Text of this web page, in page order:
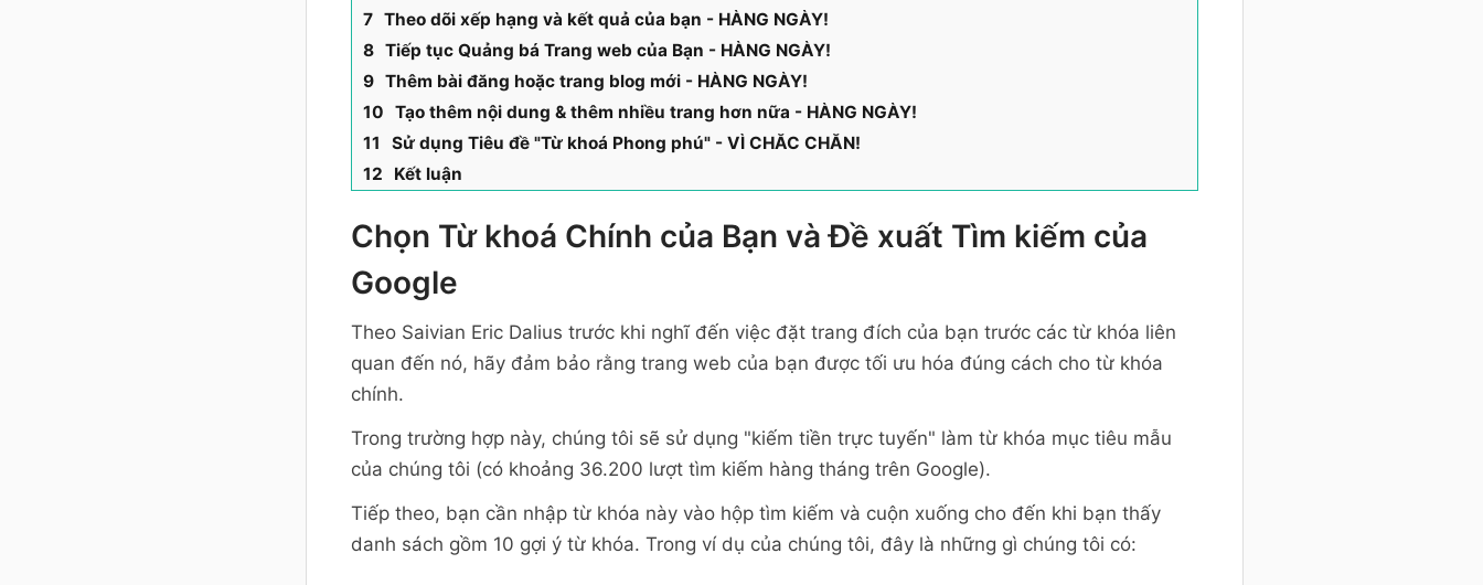
Theo dõi xếp hạng và kết quả của bạn - HÀNG NGÀY!
Tiếp tục Quảng bá Trang web của Bạn - HÀNG NGÀY!
Thêm bài đăng hoặc trang blog mới - HÀNG NGÀY!
Tạo thêm nội dung & thêm nhiều trang hơn nữa - HÀNG NGÀY!
Sử dụng Tiêu đề "Từ khoá Phong phú" - VÌ CHẮC CHẮN!
Kết luận
Chọn Từ khoá Chính của Bạn và Đề xuất Tìm kiếm của
Google
Theo Saivian Eric Dalius trước khi nghĩ đến việc đặt trang đích của bạn trước các từ khóa liên
quan đến nó, hãy đảm bảo rằng trang web của bạn được tối ưu hóa đúng cách cho từ khóa
chính.
Trong trường hợp này, chúng tôi sẽ sử dụng "kiếm tiền trực tuyến" làm từ khóa mục tiêu mẫu
của chúng tôi (có khoảng 36.200 lượt tìm kiếm hàng tháng trên Google).
Tiếp theo, bạn cần nhập từ khóa này vào hộp tìm kiếm và cuộn xuống cho đến khi bạn thấy
danh sách gồm 10 gợi ý từ khóa. Trong ví dụ của chúng tôi, đây là những gì chúng tôi có: